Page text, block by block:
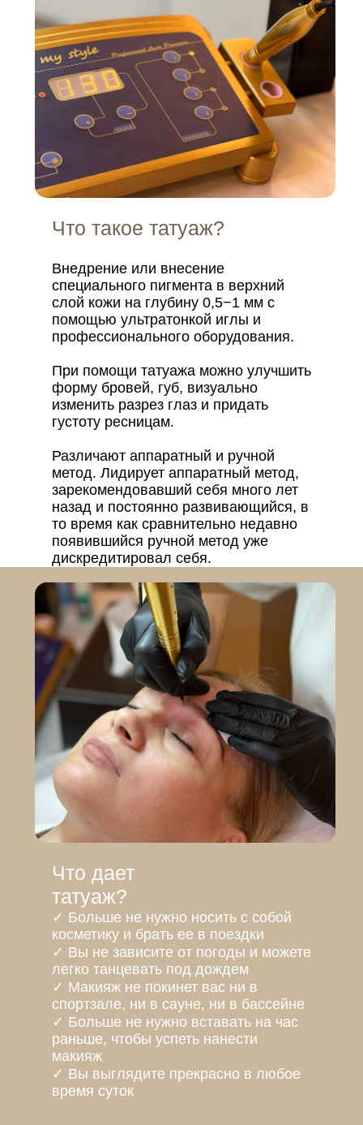
Что такое татуаж?
Внедрение или внесение
специального пигмента в верхний
слой кожи на глубину 0,5−1 мм с
помощью ультратонкой иглы и
профессионального оборудования.
При помощи татуажа можно улучшить
форму бровей, губ, визуально
изменить разрез глаз и придать
густоту ресницам.
Различают аппаратный и ручной
метод. Лидирует аппаратный метод,
зарекомендовавший себя много лет
назад и постоянно развивающийся, в
то время как сравнительно недавно
появившийся ручной метод уже
дискредитировал себя.
Что дает
татуаж?
✓ Больше не нужно носить с собой
косметику и брать ее в поездки
✓ Вы не зависите от погоды и можете
легко танцевать под дождем
✓ Макияж не покинет вас ни в
спортзале, ни в сауне, ни в бассейне
✓ Больше не нужно вставать на час
раньше, чтобы успеть нанести
макияж
✓ Вы выглядите прекрасно в любое
время суток